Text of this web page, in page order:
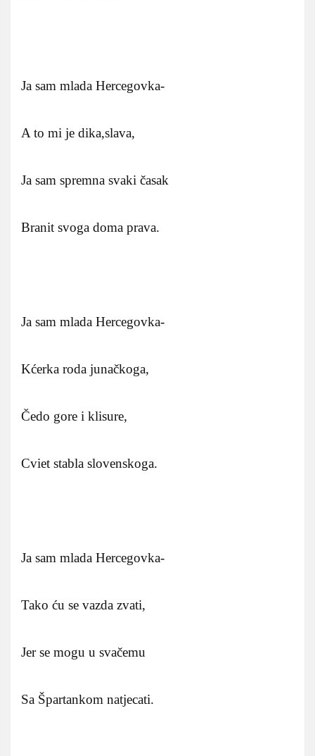
Ja sam mlada Hercegovka-
A to mi je dika,slava,
Ja sam spremna svaki časak
Branit svoga doma prava.
Ja sam mlada Hercegovka-
Kćerka roda junačkoga,
Čedo gore i klisure,
Cviet stabla slovenskoga.
Ja sam mlada Hercegovka-
Tako ću se vazda zvati,
Jer se mogu u svačemu
Sa Špartankom natjecati.